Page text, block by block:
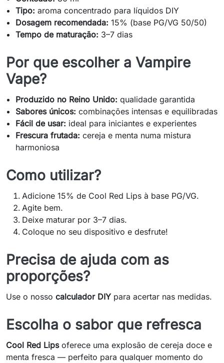
Tipo: aroma concentrado para líquidos DIY
Dosagem recomendada: 15% (base PG/VG 50/50)
Tempo de maturação: 3–7 dias
Por que escolher a Vampire
Vape?
Produzido no Reino Unido: qualidade garantida
Sabores únicos: combinações intensas e equilibradas
Fácil de usar: ideal para iniciantes e experientes
Frescura frutada: cereja e menta numa mistura
harmoniosa
Como utilizar?
Adicione 15% de Cool Red Lips à base PG/VG.
Agite bem.
Deixe maturar por 3–7 dias.
Coloque no seu dispositivo e desfrute!
Precisa de ajuda com as
proporções?
Use o nosso calculador DIY para acertar nas medidas.
Escolha o sabor que refresca
Cool Red Lipsoferece uma explosão de cereja doce e
menta fresca — perfeito para qualquer momento do